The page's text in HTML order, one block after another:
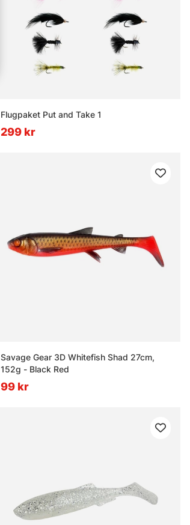
Flugpaket Put and Take 1
299 kr
Savage Gear 3D Whitefish Shad 27cm,
152g - Black Red
99 kr